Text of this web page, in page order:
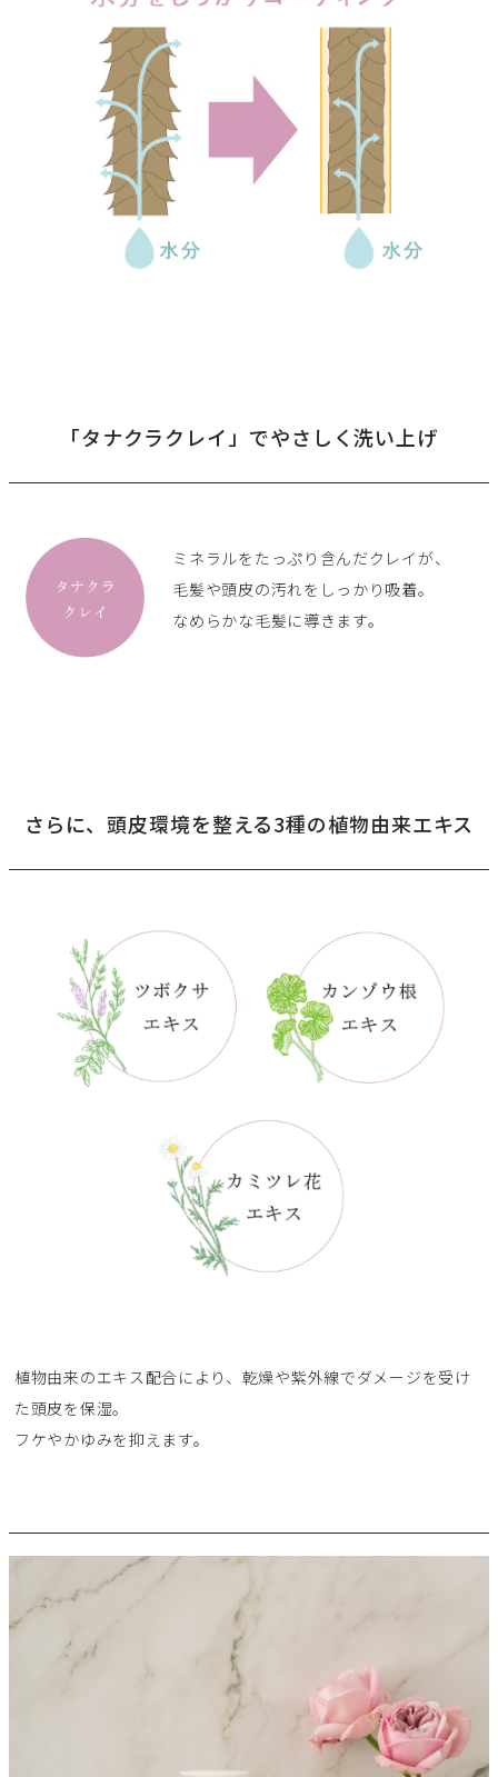
「タナクラクレイ」でやさしく洗い上げ
ミネラルをたっぷり含んだクレイが、
毛髪や頭皮の汚れをしっかり吸着。
なめらかな毛髪に導きます。
さらに、頭皮環境を整える3種の植物由来エキス
植物由来のエキス配合により、乾燥や紫外線でダメージを受け
た頭皮を保湿。
フケやかゆみを抑えます。